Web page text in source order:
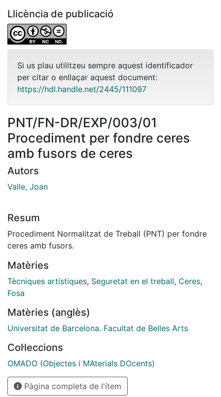
Llicència de publicació
Si us plau utilitzeu sempre aquest identificador
per citar o enllaçar aquest document:
https://hdl.handle.net/2445/111097
PNT/FN-DR/EXP/003/01
Procediment per fondre ceres
amb fusors de ceres
Autors
Valle, Joan
Resum
Procediment Normalitzat de Treball (PNT) per fondre
ceres amb fusors.
Matèries
Tècniques artístiques, Seguretat en el treball, Ceres,
Fosa
Matèries (anglès)
Universitat de Barcelona. Facultat de Belles Arts
Col·leccions
OMADO (Objectes i MAterials DOcents)
Pàgina completa de l'ítem